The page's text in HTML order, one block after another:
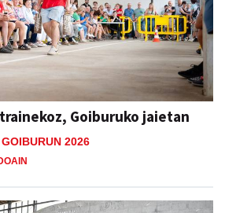
Goiburuko jaietan
2026